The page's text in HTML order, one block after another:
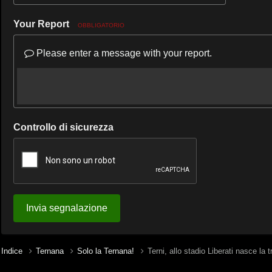
Your Report OBBLIGATORIO
Please enter a message with your report.
Controllo di sicurezza
Invia segnalazione
Indice Ternana Solo la Ternana! Terni, allo stadio Liberati nasce la